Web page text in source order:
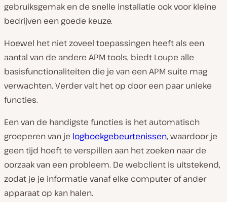
gebruiksgemak en de snelle installatie ook voor kleine
bedrijven een goede keuze.
Hoewel het niet zoveel toepassingen heeft als een
aantal van de andere APM tools, biedt Loupe alle
basisfunctionaliteiten die je van een APM suite mag
verwachten. Verder valt het op door een paar unieke
functies.
Een van de handigste functies is het automatisch
groeperen van je logboekgebeurtenissen, waardoor je
geen tijd hoeft te verspillen aan het zoeken naar de
oorzaak van een probleem. De webclient is uitstekend,
zodat je je informatie vanaf elke computer of ander
apparaat op kan halen.